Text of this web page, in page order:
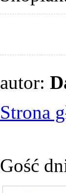
autor:
Strona
Gość